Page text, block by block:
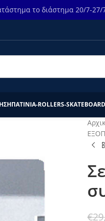
το διάστημα 20/7-
ΠΑΤΙΝΙΑ-ROLLERS-
€